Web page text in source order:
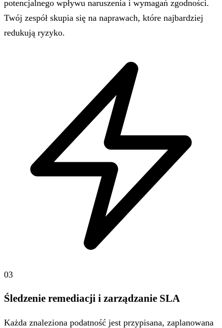
potencjalnego wpływu naruszenia i wymagań zgodności.
Twój zespół skupia się na naprawach, które najbardziej
redukują ryzyko.
03
Śledzenie remediacji i zarządzanie SLA
Każda znaleziona podatność jest przypisana, zaplanowana